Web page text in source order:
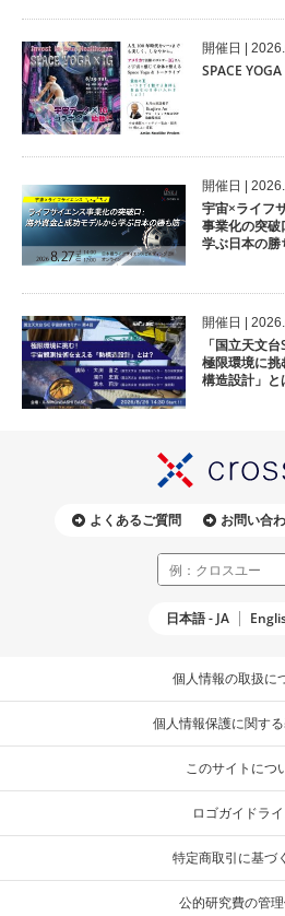
開催⽇ |
SPACE
開催⽇ |
宇宙×ライフ
事業化の突破
学ぶ日本の勝
開催⽇ |
「国立天文
極限環境に
構造設計」と
よくあるご質問 お問い合
日本語 - JA
個人情報の取扱に
個人情報保護に関す
このサイトにつ
ロゴガイドラ
特定商取引に基づ
公的研究費の管